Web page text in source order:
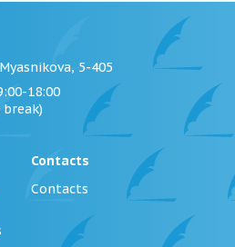
5-405
18:00
break)
Contacts
Contacts